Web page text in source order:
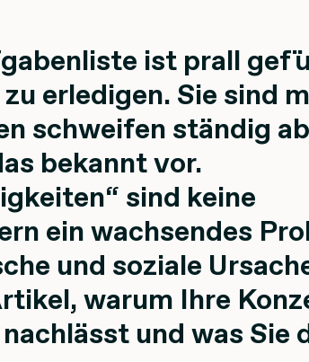
ist prall
erledigen. Sie sind
schweifen ständig
bekannt vor.
sind keine
ein wachsendes
und soziale
warum Ihre
und was Sie